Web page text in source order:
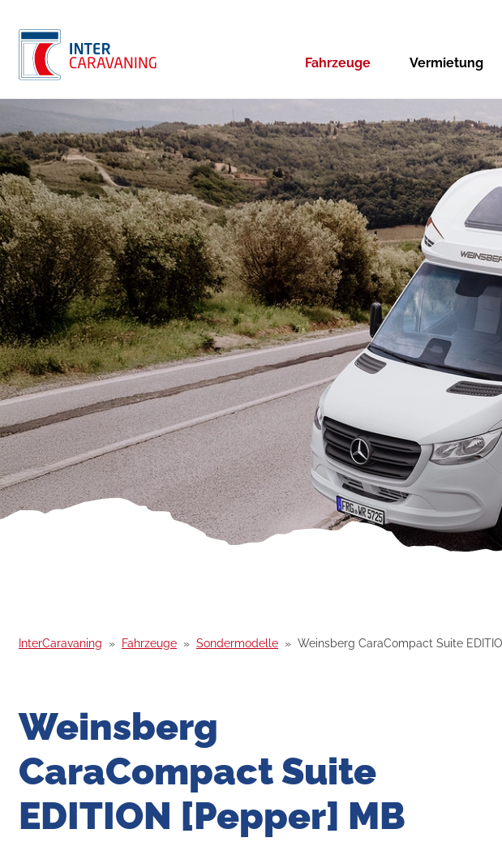
Fahrzeuge Vermietung
InterCaravaning Fahrzeuge Sondermodelle Weinsberg CaraCompact Suite
Weinsberg
CaraCompact Suite
EDITION [Pepper] MB